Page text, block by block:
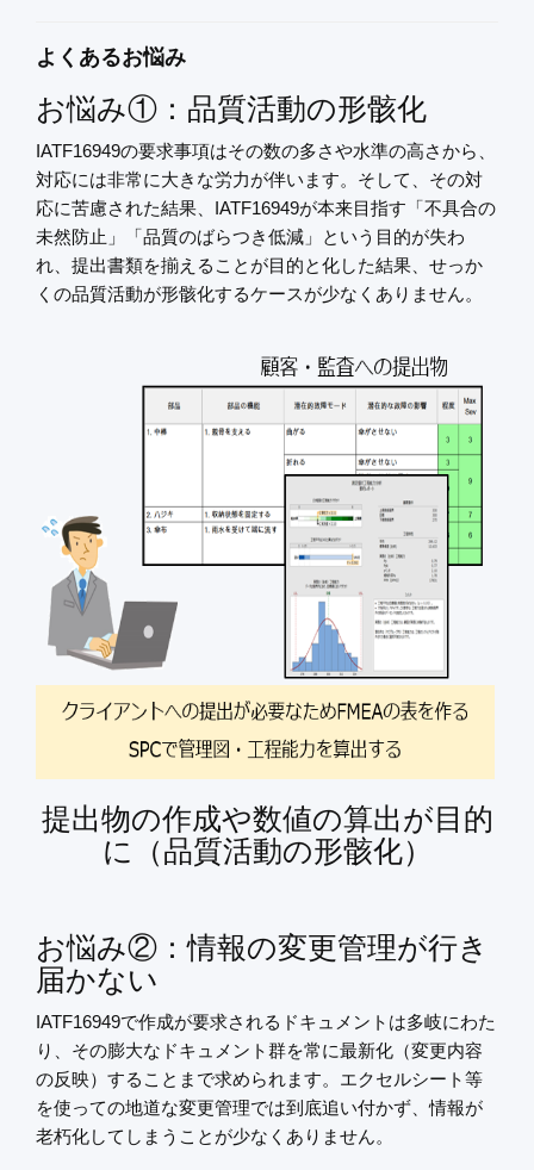
よくあるお悩み
お悩み①：品質活動の形骸化
IATF16949の要求事項はその数の多さや水準の高さから、
対応には非常に大きな労力が伴います。そして、その対
応に苦慮された結果、IATF16949が本来目指す「不具合の
未然防止」「品質のばらつき低減」という目的が失わ
れ、提出書類を揃えることが目的と化した結果、せっか
くの品質活動が形骸化するケースが少なくありません。
提出物の作成や数値の算出が目的
に（品質活動の形骸化）
お悩み②：情報の変更管理が行き
届かない
IATF16949で作成が要求されるドキュメントは多岐にわた
り、その膨大なドキュメント群を常に最新化（変更内容
の反映）することまで求められます。エクセルシート等
を使っての地道な変更管理では到底追い付かず、情報が
老朽化してしまうことが少なくありません。